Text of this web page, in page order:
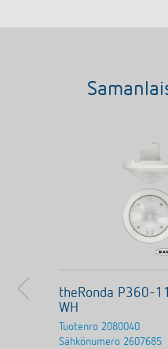
theRonda P360-
WH
Tuotenro 2080040
Sähkönumero 2607685